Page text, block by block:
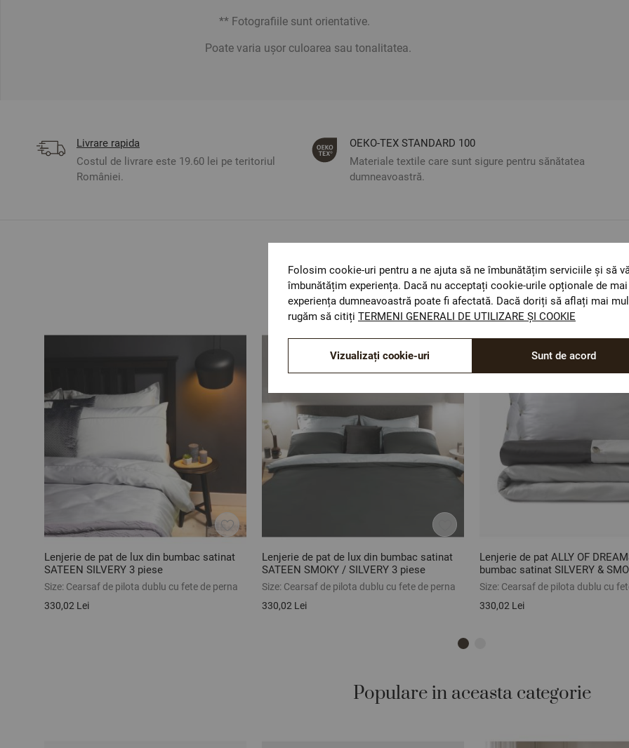
** Fotografiile sunt orientative.
Poate varia ușor culoarea sau tonalitatea.
Livrare rapida
Costul de livrare este 19.60 lei pe teritoriul
României.
ОЕКО-ТЕX STANDARD 100
Materiale textile care sunt sigure pentru sănătatea
dumneavoastră.
Optiuni de a combina
Lenjerie de pat de lux din bumbac satinat
SATEEN SILVERY 3 piese
Size: Cearsaf de pilota dublu cu fete de perna
330,02 Lei
Lenjerie de pat de lux din bumbac satinat
SATEEN SMOKY / SILVERY 3 piese
Size: Cearsaf de pilota dublu cu fete de perna
330,02 Lei
Lenjerie de pat ALLY OF
bumbac satinat SILVERY &
Size: Cearsaf de pilota dublu cu
330,02 Lei
Populare in aceasta categorie
Folosim cookie-uri pentru a ne ajuta să ne îmbunătățim serviciile și să
îmbunătățim experiența. Dacă nu acceptați cookie-urile opționale de
experiența dumneavoastră poate fi afectată. Dacă doriți să aflați mai
rugăm să citiți TERMENI GENERALI DE UTILIZARE ȘI COOKIE
Sunt de acord
Vizualizați cookie-uri